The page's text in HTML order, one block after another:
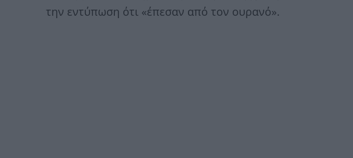
την εντύπωση ότι «έπεσαν από τον ουρανό».